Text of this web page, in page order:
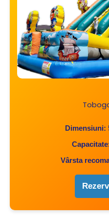
Dimensiuni:
Vârsta